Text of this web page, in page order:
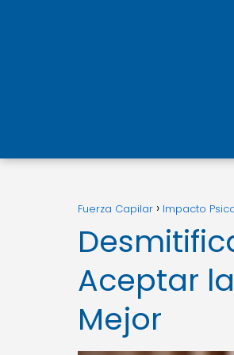
Fuerza Capilar Impacto
Aceptar
Mejor